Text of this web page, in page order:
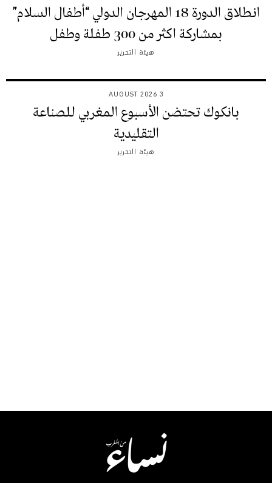
انطلاق الدورة 18 المهرجان الدولي “أطفال السلام”
بمشاركة اكثر من 300 طفلة وطفل
هيئة التحرير
3 AUGUST 2026
بانكوك تحتضن الأسبوع المغربي للصناعة
التقليدية
هيئة التحرير